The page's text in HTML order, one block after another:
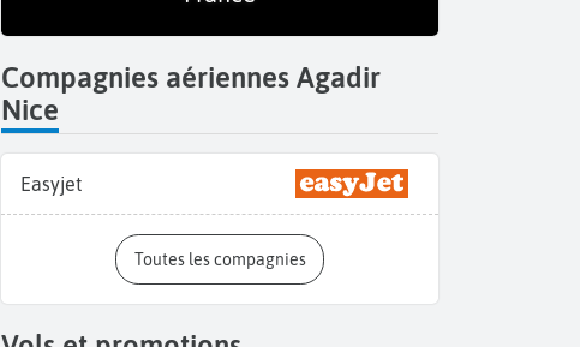
Compagnies aériennes Agadir
Nice
Easyjet
Toutes les compagnies